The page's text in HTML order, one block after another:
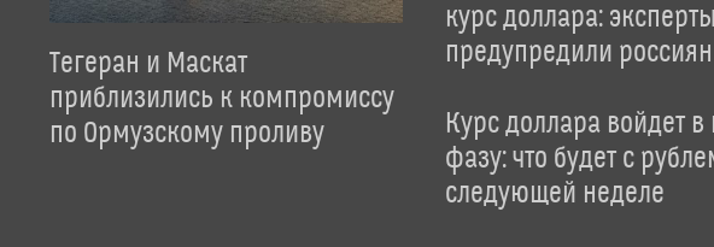
Тегеран и Маскат
приблизились к компромиссу
по Ормузскому проливу
курс доллара: эксперты
предупредили россиян
Курс доллара войдет
фазу: что будет с
следующей неделе